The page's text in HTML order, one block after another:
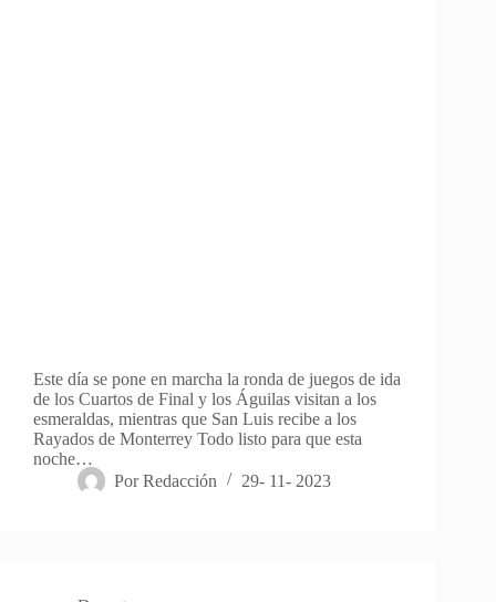
Este día se pone en marcha la ronda de juegos de ida
de los Cuartos de Final y los Águilas visitan a los
esmeraldas, mientras que San Luis recibe a los
Rayados de Monterrey Todo listo para que esta
noche…
Por Redacción 29- 11- 2023